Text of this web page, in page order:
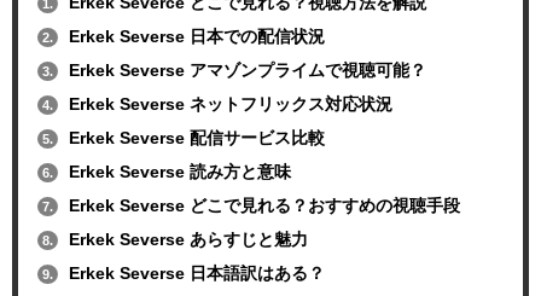
1.
2. Erkek Severse 日本での配信状況
3. Erkek Severse アマゾンプライムで視聴可能？
4. Erkek Severse ネットフリックス対応状況
5. Erkek Severse 配信サービス比較
6. Erkek Severse 読み方と意味
7. Erkek Severse どこで見れる？おすすめの視聴手段
8. Erkek Severse あらすじと魅力
9. Erkek Severse 日本語訳はある？